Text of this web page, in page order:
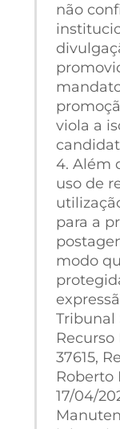
não
viola a
4. Além
uso de
para a
modo
Tribunal
Recurso
37615,
Roberto
17/04/